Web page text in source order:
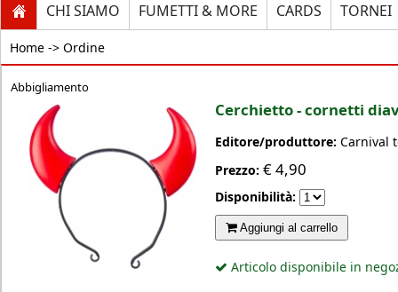
CHI SIAMO FUMETTI & MORE CARDS TORNEI
Home -> Ordine
Abbigliamento
Cerchietto - cornetti
Editore/produttore: Carnival
Prezzo: €4,90
Disponibilità:
Aggiungi al carrello
Articolo disponibile in